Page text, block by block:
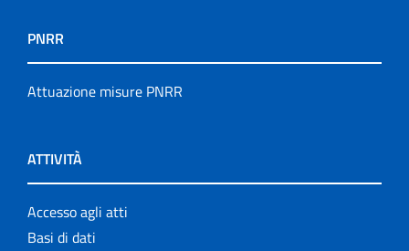
PNRR
Attuazione misure PNRR
ATTIVITÀ
Accesso agli atti
Basi di dati